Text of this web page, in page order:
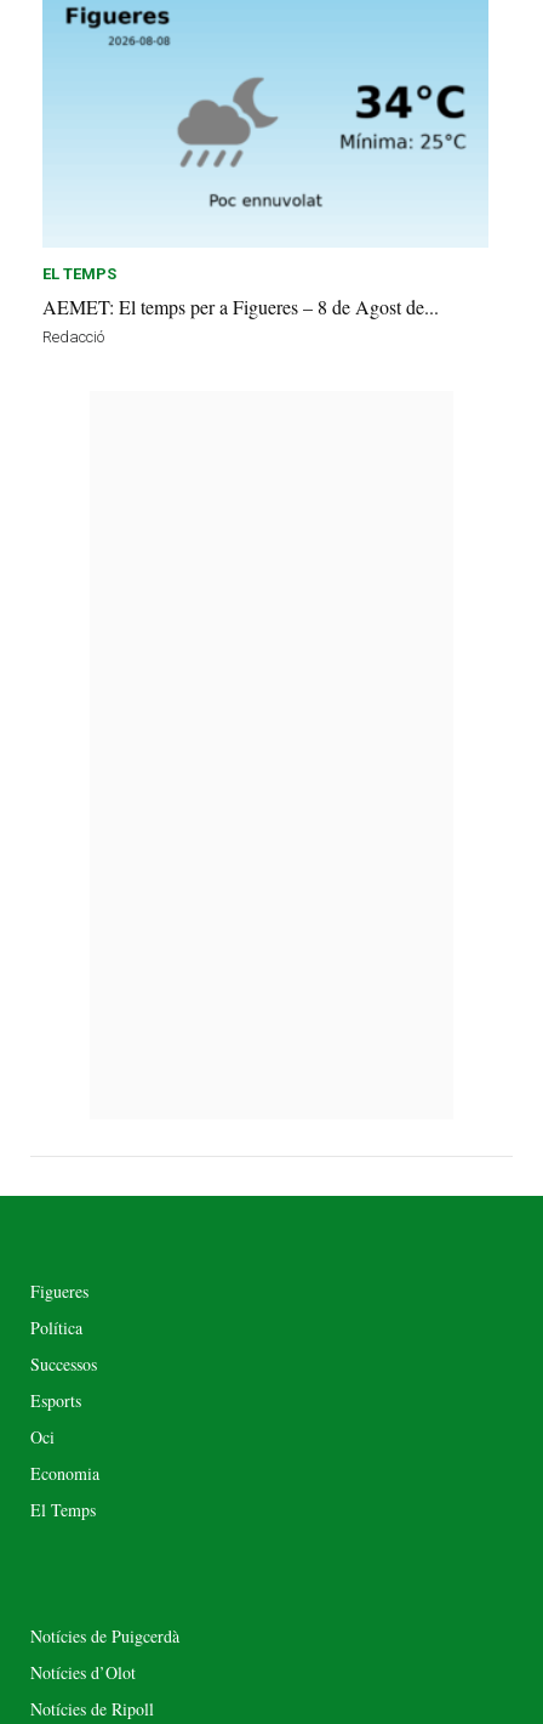
EL TEMPS
AEMET: El temps per a Figueres – 8 de Agost de...
Redacció
Figueres
Política
Successos
Esports
Oci
Economia
El Temps
Notícies de Puigcerdà
Notícies d’Olot
Notícies de Ripoll